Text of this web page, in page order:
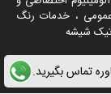
تماس بگیرید.
عمومی ، خدمات رنگ
شیشه